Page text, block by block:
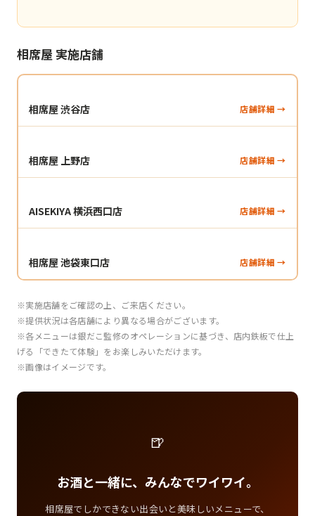
相席屋 実施店舗
相席屋 渋谷店 店舗詳細 →
相席屋 上野店 店舗詳細 →
AISEKIYA 横浜西口店 店舗詳細 →
相席屋 池袋東口店 店舗詳細 →
※実施店舗をご確認の上、ご来店ください。
※提供状況は各店舗により異なる場合がございます。
※各メニューは銀だこ監修のオペレーションに基づき、店内鉄板で仕上
げる「できたて体験」をお楽しみいただけます。
※画像はイメージです。
🍺
お酒と一緒に、みんなでワイワイ。
相席屋でしかできない出会いと美味しいメニューで、